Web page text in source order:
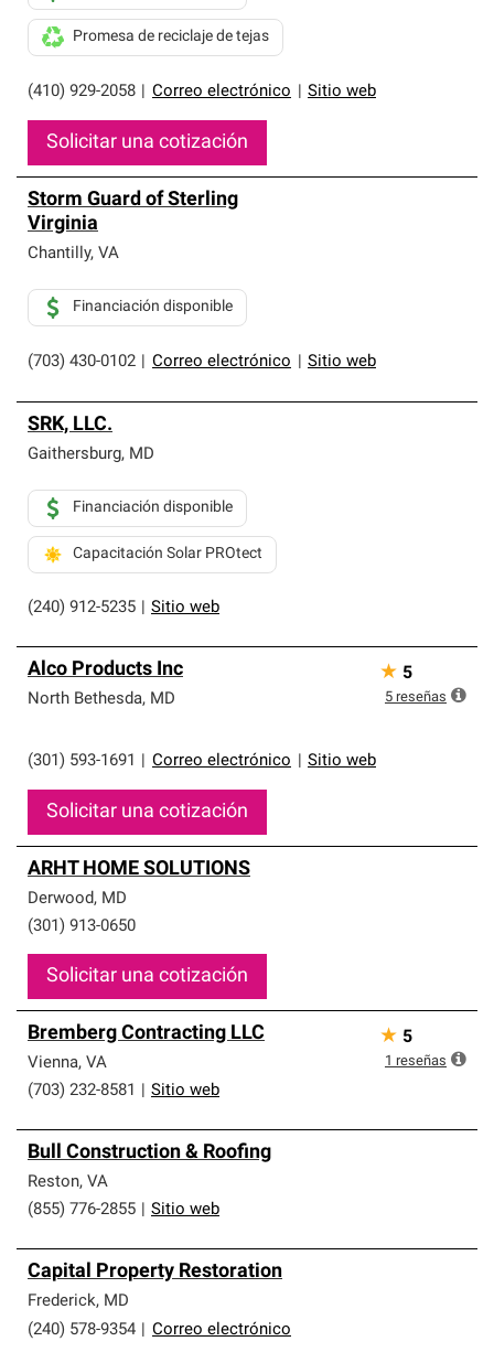
(410) 929-2058 Correo electrónico Sitio web
Promesa de reciclaje de tejas
Solicitar una cotización
Storm Guard of Sterling
Virginia
Chantilly, VA
(703) 430-0102 Correo electrónico Sitio web
Financiación disponible
SRK, LLC.
Gaithersburg, MD
(240) 912-5235 Sitio web
Financiación disponible
Capacitación Solar PROtect
Alco Products Inc
North Bethesda, MD
(301) 593-1691 Correo electrónico Sitio web
Solicitar una cotización
★ 5
5 reseñas
ARHT HOME SOLUTIONS
Derwood, MD
(301) 913-0650
Solicitar una cotización
Bremberg Contracting LLC
Vienna, VA
(703) 232-8581
Sitio web
★ 5
1 reseñas
Bull Construction & Roofing
Reston, VA
(855) 776-2855
Sitio web
Capital Property Restoration
Frederick, MD
(240) 578-9354
Correo electrónico